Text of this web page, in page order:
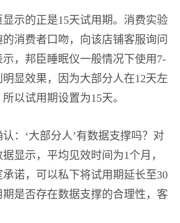
显示的正是15天试用期。消费实验
消费者口吻，向该店铺客服询问
，邦臣睡眠仪一般情况下使用7-
显效果，因为大部分人在12天左
以试用期设置为15天。
：‘大部分人’有数据支撑吗？对
显示，平均见效时间为1个月，
诺，可以私下将试用期延长至30
是否存在数据支撑的合理性，客